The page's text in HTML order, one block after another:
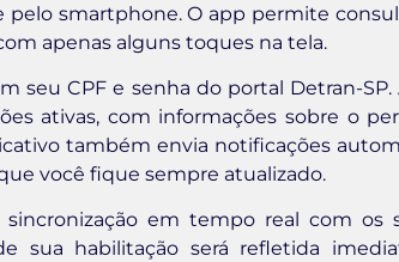
smartphone. O app permite
apenas alguns toques na tela.
seu CPF e senha do portal Detran-
ativas, com informações sobre o
também envia notificações
você fique sempre atualizado.
em tempo real com os
sua habilitação será refletida